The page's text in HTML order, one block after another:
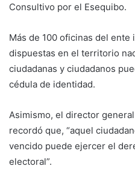
Consultivo por el Esequibo.
Más de 100 oficinas del ente
dispuestas en el territorio
ciudadanas y ciudadanos
cédula de identidad.
Asimismo, el director
recordó que, “aquel
vencido puede ejercer el
electoral”.